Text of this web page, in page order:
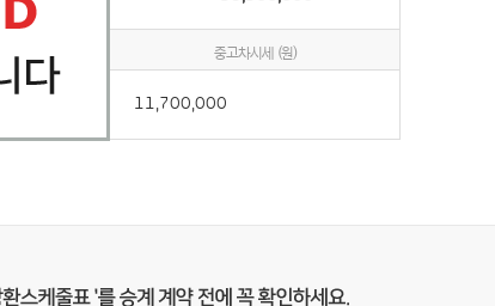
중고차시세 (원)
11,700,000